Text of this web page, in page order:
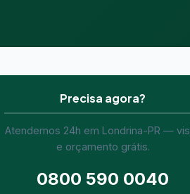
Precisa agora?
Atendemos 24h em Londrina-PR —
e orçamento grátis.
0800 590 0040